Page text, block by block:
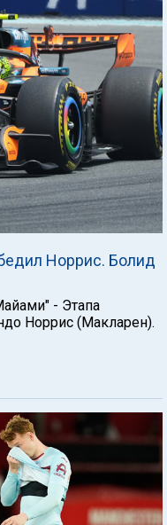
Норрис. Болид
- Этапа
Норрис (Макларен).